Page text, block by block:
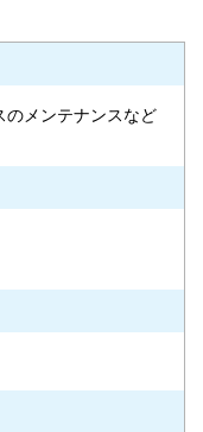
のメンテナンスなど